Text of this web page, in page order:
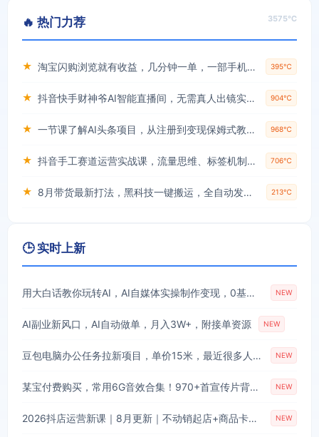
🔥 热门力荐 3575℃
★ 淘宝闪购浏览就有收益，几分钟一单，一部手机就可操作，操作简单，小白轻松日入3张【揭秘】 395℃
★ 抖音快手财神爷AI智能直播间，无需真人出镜实时互动，不封号礼物打赏赚到手软 904℃
★ 一节课了解AI头条项目，从注册到变现保姆式教学，零基础可以操作【揭秘】 968℃
★ 抖音手工赛道运营实战课，流量思维、标签机制、垂直定位，解决不起号难题，单月变现破3万 706℃
★ 8月带货最新打法，黑科技一键搬运，全自动发布单日5张+，提供矩阵玩法+无限账号【揭秘】 213℃
🕒 实时上新
用大白话教你玩转AI，AI自媒体实操制作变现，0基础也能上手，从内容到变现 NEW
AI副业新风口，AI自动做单，月入3W+，附接单资源 NEW
豆包电脑办公任务拉新项目，单价15米，最近很多人爆单，收入好几W，转化率超高，达人闭眼冲！(更新0808) NEW
某宝付费购买，常用6G音效合集！970+首宣传片背景音乐，无版权可商用大气素材，分类清晰，高质量内容 NEW
2026抖店运营新课｜8月更新｜不动销起店+商品卡爆发｜达人玩法+店群批量复制｜轻松玩转抖音小店全域流量 NEW